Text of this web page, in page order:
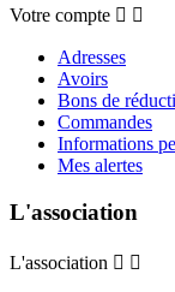
Votre compte  
Adresses
Avoirs
Bons de
Commandes
Informations
Mes alertes
L'association
L'association  